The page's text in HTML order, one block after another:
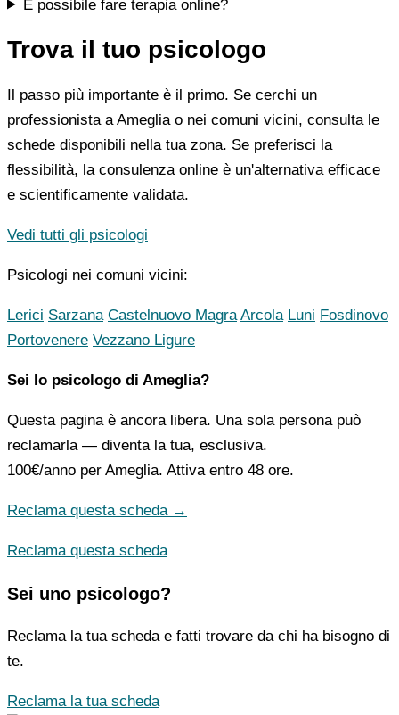
È possibile fare terapia online?
Trova il tuo psicologo
Il passo più importante è il primo. Se cerchi un
professionista a Ameglia o nei comuni vicini, consulta le
schede disponibili nella tua zona. Se preferisci la
flessibilità, la consulenza online è un'alternativa efficace
e scientificamente validata.
Vedi tutti gli psicologi
Psicologi nei comuni vicini:
Lerici Sarzana Castelnuovo Magra Arcola Luni Fosdinovo
Portovenere Vezzano Ligure
Sei lo psicologo di Ameglia?
Questa pagina è ancora libera. Una sola persona può
reclamarla — diventa la tua, esclusiva.
100€/anno per Ameglia. Attiva entro 48 ore.
Reclama questa scheda →
Reclama questa scheda
Sei uno psicologo?
Reclama la tua scheda e fatti trovare da chi ha bisogno di
te.
Reclama la tua scheda